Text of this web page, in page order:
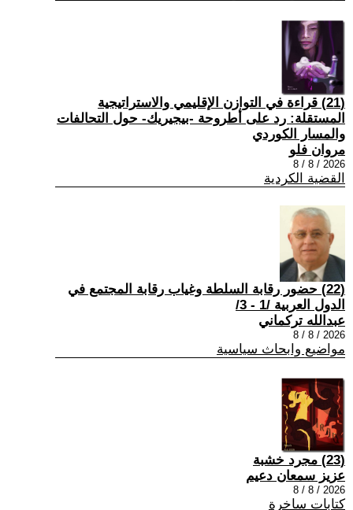
(21) قراءة في التوازن الإقليمي والاستراتيجية
المستقلة: رد على أطروحة -بيجيريك- حول التحالفات
والمسار الكوردي
مروان فلو
2026 / 8 / 8
القضية الكردية
(22) حضور رقابة السلطة وغياب رقابة المجتمع في
الدول العربية /1 - 3/
عبدالله تركماني
2026 / 8 / 8
مواضيع وابحاث سياسية
(23) مجرد خشبة
عزيز سمعان دعيم
2026 / 8 / 8
كتابات ساخرة